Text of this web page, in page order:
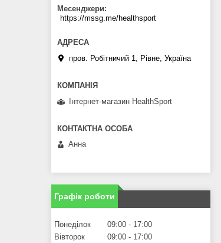
Месенджери
https://mssg.me/healthsport
пров. Робітничий 1, Рівне, Україна
Інтернет-магазин HealthSport
Анна
Графік роботи
Понеділок 09:00
17:00
Вівторок
09:00
17:00